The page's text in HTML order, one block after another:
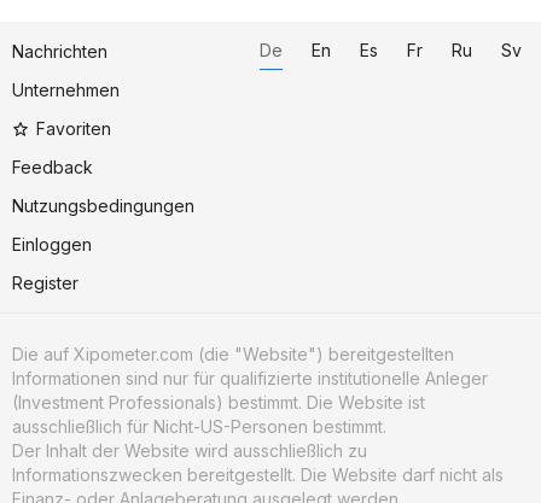
Nachrichten
Unternehmen
Favoriten
Feedback
Nutzungsbedingungen
Einloggen
Register
De En Es Fr Ru Sv
Die auf Xipometer.com (die "Website") bereitgestellten
Informationen sind nur für qualifizierte institutionelle Anleger
(Investment Professionals) bestimmt. Die Website ist
ausschließlich für Nicht-US-Personen bestimmt.
Der Inhalt der Website wird ausschließlich zu
Informationszwecken bereitgestellt. Die Website darf nicht als
Finanz- oder Anlageberatung ausgelegt werden.